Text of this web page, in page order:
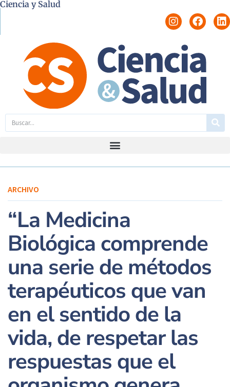
Ciencia y Salud
ARCHIVO
“La Medicina
Biológica comprende
una serie de métodos
terapéuticos que van
en el sentido de la
vida, de respetar las
respuestas que el